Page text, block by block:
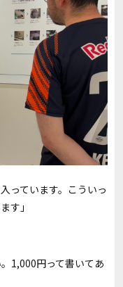
っています。こういっ
す」
1,000円って書いてあ